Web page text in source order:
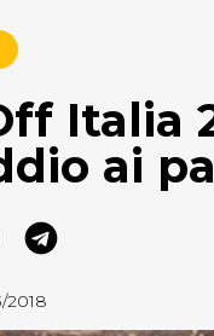
Italia
ai
2018